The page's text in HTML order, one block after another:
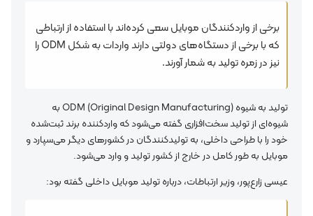
برخی از واردکنندگان موبایل سعی کرده‌اند با استفاده از ارتباطی
که با برخی از دستگاه‌های دولتی دارند واردات به شکل ODM را
نیز در زمره تولید به شمار آ‌ورند.
تولید به شیوه ODM (Original Design Manufacturing) به
شیوه‌ای از تولید سخت‌افزاری گفته می‌شود که واردکننده برند ثبت‌شده
خود را با طراحی داخلی، به تولیدکنندگان در کشورهای دیگر می‌سپارد و
موبایل به طور کامل در خارج از کشور تولید و وارد می‌شود.
عیسی زارع‌پور، وزیر ارتباطات، درباره تولید موبایل داخلی گفته بود: